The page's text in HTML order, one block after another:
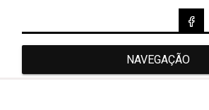
NAVEGAÇÃO